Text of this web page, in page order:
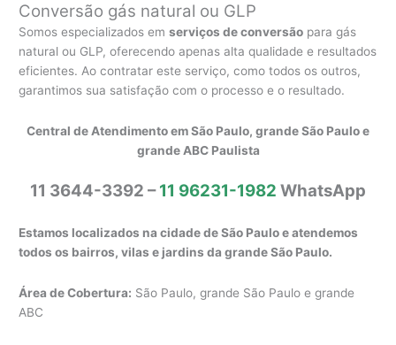
Conversão gás natural ou GLP
Somos especializados emserviços de conversão para gás
natural ou GLP, oferecendo apenas alta qualidade e resultados
eficientes. Ao contratar este serviço, como todos os outros,
garantimos sua satisfação com o processo e o resultado.
Central de Atendimento em São Paulo, grande São Paulo e
grande ABC Paulista
11 3644-3392 –11 96231-1982 WhatsApp
Estamos localizados na cidade de São Paulo e atendemos
todos os bairros, vilas e jardins da grande São Paulo.
Área de Cobertura: São Paulo, grande São Paulo e grande
ABC